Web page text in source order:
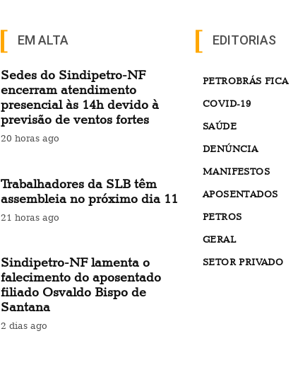
EM ALTA
Sedes do Sindipetro-NF
encerram atendimento
presencial às 14h devido à
previsão de ventos fortes
20 horas ago
Trabalhadores da SLB têm
assembleia no próximo dia 11
21 horas ago
Sindipetro-NF lamenta o
falecimento do aposentado
filiado Osvaldo Bispo de
Santana
2 dias ago
EDITORIAS
PETROBRÁS FICA
COVID-19
SAÚDE
DENÚNCIA
MANIFESTOS
APOSENTADOS
PETROS
GERAL
SETOR PRIVADO